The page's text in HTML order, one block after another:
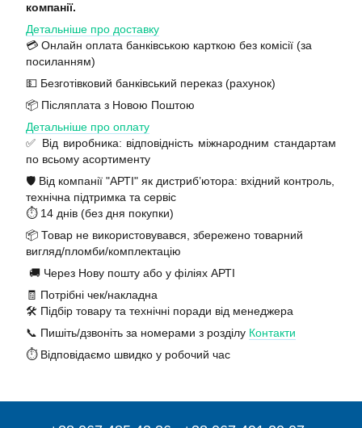
компанії.
Детальніше про доставку
💳 Онлайн оплата банківською карткою без комісії (за
посиланням)
💵 Безготівковий банківський переказ (рахунок)
📦 Післяплата з Новою Поштою
Детальніше про оплату
✅ Від виробника: відповідність міжнародним стандартам
по всьому асортименту
🛡️ Від компанії "АРТІ" як дистриб’ютора: вхідний контроль,
технічна підтримка та сервіс
⏱️ 14 днів (без дня покупки)
📦 Товар не використовувався, збережено товарний
вигляд/пломби/комплектацію
🚚 Через Нову пошту або у філіях АРТІ
🧾 Потрібні чек/накладна
🛠️ Підбір товару та технічні поради від менеджера
📞 Пишіть/дзвоніть за номерами з розділу Контакти
⏱️ Відповідаємо швидко у робочий час